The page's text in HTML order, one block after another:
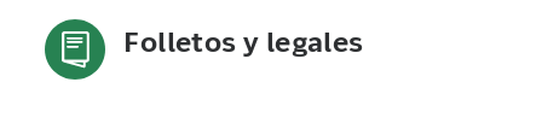
Folletos y legales